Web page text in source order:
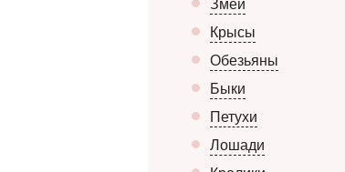
Крысы
Обезьяны
Быки
Петухи
Лошади